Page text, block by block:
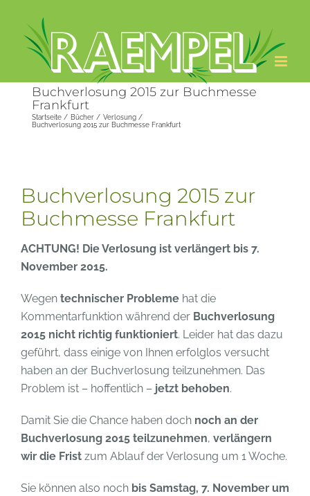
springen
Buchverlosung 2015 zur Buchmesse
Frankfurt
Startseite Bücher
Verlosung
Buchverlosung 2015 zur Buchmesse Frankfurt
Buchverlosung 2015 zur
Buchmesse Frankfurt
ACHTUNG! Die Verlosung ist verlängert bis 7.
November 2015.
Wegen technischer Probleme hat die
Kommentarfunktion während der Buchverlosung
2015 nicht richtig funktioniert. Leider hat das dazu
geführt, dass einige von Ihnen erfolglos versucht
haben an der Buchverlosung teilzunehmen. Das
Problem ist – hoffentlich – jetzt behoben.
Damit Sie die Chance haben doch noch an der
Buchverlosung 2015 teilzunehmen, verlängern
wir die Frist zum Ablauf der Verlosung um 1 Woche.
Sie können also noch bis Samstag, 7. November um